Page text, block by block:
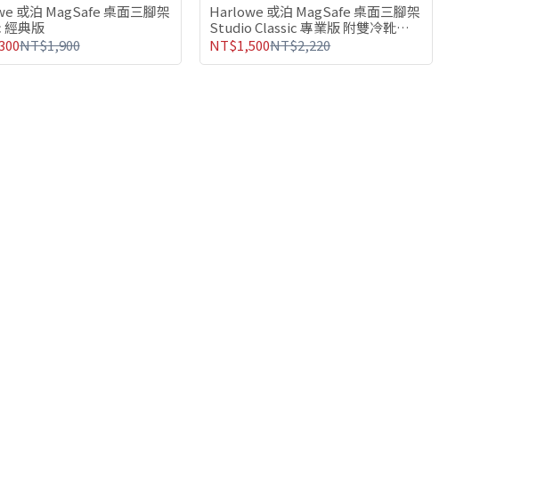
或泊 MagSafe 桌面三腳架
經典版
NT$1,900
Harlowe 或泊 MagSafe 桌面三腳架
Studio Classic 專業版 附雙冷靴接
口
NT$1,500NT$2,220